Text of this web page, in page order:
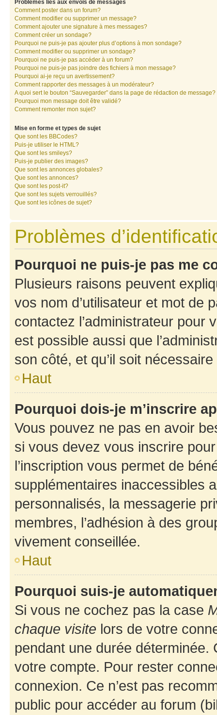
Problèmes liés aux envois de messages
Comment poster dans un forum?
Comment modifier ou supprimer un message?
Comment ajouter une signature à mes messages?
Comment créer un sondage?
Pourquoi ne puis-je pas ajouter plus d’options à mon sondage?
Comment modifier ou supprimer un sondage?
Pourquoi ne puis-je pas accéder à un forum?
Pourquoi ne puis-je pas joindre des fichiers à mon message?
Pourquoi ai-je reçu un avertissement?
Comment rapporter des messages à un modérateur?
A quoi sert le bouton “Sauvegarder” dans la page de rédaction de message?
Pourquoi mon message doit être validé?
Comment remonter mon sujet?
Mise en forme et types de sujet
Que sont les BBCodes?
Puis-je utiliser le HTML?
Que sont les smileys?
Puis-je publier des images?
Que sont les annonces globales?
Que sont les annonces?
Que sont les post-it?
Que sont les sujets verrouillés?
Que sont les icônes de sujet?
Problèmes
Pourquoi ne puis-je pas me
Plusieurs raisons peuvent
vos nom d’utilisateur et mot de
contactez l’administrateur pour
est possible aussi que
son côté, et qu’il soit
Haut
Pourquoi dois-je m’inscrire
Vous pouvez ne pas en avoir
si vous devez vous inscrire
l’inscription vous permet de
supplémentaires inaccessibles
personnalisés, la messagerie
membres, l’adhésion à des
vivement conseillée.
Haut
Pourquoi suis-je
Si vous ne cochez pas la case
chaque visite lors de votre
pendant une durée déterminée.
votre compte. Pour rester
connexion. Ce n’est pas
public pour accéder au forum